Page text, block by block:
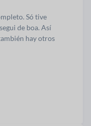
Só tive
de boa. Así
hay otros